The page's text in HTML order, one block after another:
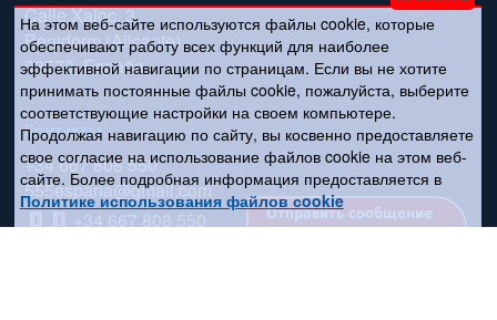
Calle Xaloc, 3
Benidorm (Alicante)
03570, España
Контакты
+34 667 808 550
555espana@gmail.com
Отправить сообщение
На этом веб-сайте используются файлы cookie, которые
обеспечивают работу всех функций для наиболее
эффективной навигации по страницам. Если вы не хотите
принимать постоянные файлы cookie, пожалуйста, выберите
соответствующие настройки на своем компьютере.
Продолжая навигацию по сайту, вы косвенно предоставляете
свое согласие на использование файлов cookie на этом веб-
сайте. Более подробная информация предоставляется в
Политике использования файлов сookie